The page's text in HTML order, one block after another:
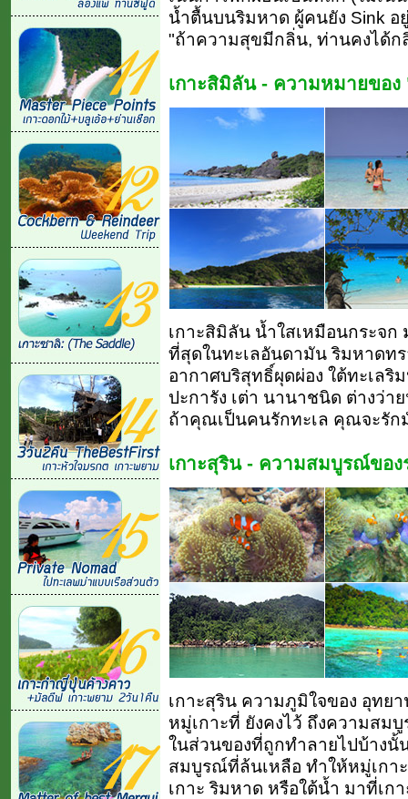
น้ำตื้นบนริมหาด ผู้คนยัง Sink อ
"ถ้าความสุขมีกลิ่น, ท่านคงได้ก
เกาะสิมิลัน - ความหมายของ
เกาะสิมิลัน น้ำใสเหมือนกระจก
ที่สุดในทะเลอันดามัน ริมหาดท
อากาศบริสุทธิ์ผุดผ่อง ใต้ทะเลริ
ปะการัง เต่า นานาชนิด ต่างว่
ถ้าคุณเป็นคนรักทะเล คุณจะรัก
เกาะสุริน - ความสมบูรณ์ขอ
เกาะสุริน ความภูมิใจของ อุทย
หมู่เกาะที่ ยังคงไว้ ถึงความสม
ในส่วนของที่ถูกทำลายไปบ้างนั้
สมบูรณ์ที่ล้นเหลือ ทำให้หมู่เกา
เกาะ ริมหาด หรือใต้น้ำ มาที่เก